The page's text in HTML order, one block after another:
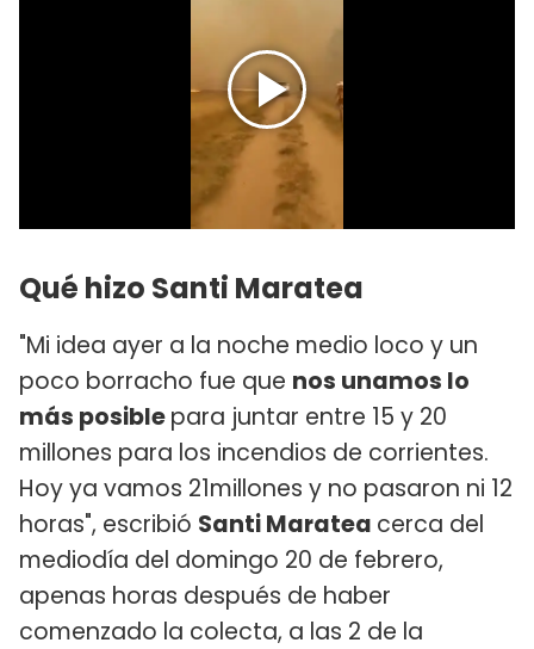
Qué hizo Santi Maratea
"Mi idea ayer a la noche medio loco y un
poco borracho fue que nos unamos lo
más posiblepara juntar entre 15 y 20
millones para los incendios de corrientes.
Hoy ya vamos 21millones y no pasaron ni 12
horas", escribió Santi Maratea cerca del
mediodía del domingo 20 de febrero,
apenas horas después de haber
comenzado la colecta, a las 2 de la